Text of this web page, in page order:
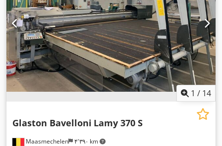
1 / 14
Maasmechelen ۴٬۳۹۰ km
Glaston Bavelloni Lamy 370 S